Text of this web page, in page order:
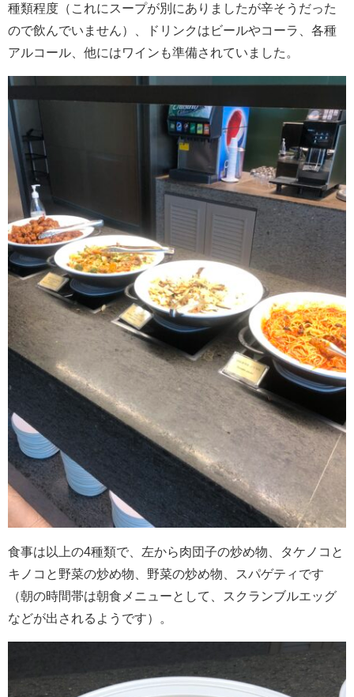
種類程度（これにスープが別にありましたが辛そうだった
ので飲んでいません）、ドリンクはビールやコーラ、各種
アルコール、他にはワインも準備されていました。
食事は以上の4種類で、左から肉団子の炒め物、タケノコと
キノコと野菜の炒め物、野菜の炒め物、スパゲティです
（朝の時間帯は朝食メニューとして、スクランブルエッグ
などが出されるようです）。